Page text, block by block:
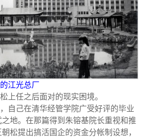
江光总厂
上任之后面对的现实困境。
自己在清华经管学院广受好评的毕业
地。在那篇得到朱镕基院长重视和推
松提出搞活国企的资金分帐制设想，